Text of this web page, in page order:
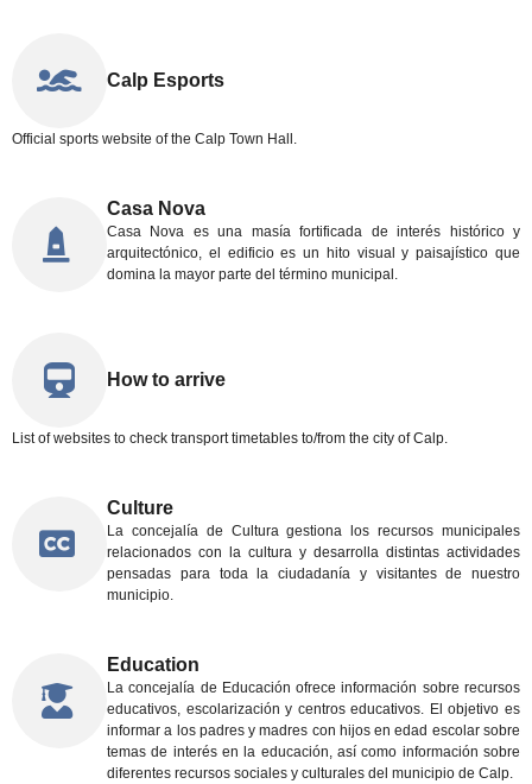
Calp Esports
Official sports website of the Calp Town Hall.
Casa Nova
Casa Nova es una masía fortificada de interés histórico y
arquitectónico, el edificio es un hito visual y paisajístico que
domina la mayor parte del término municipal.
How to arrive
List of websites to check transport timetables to/from the city of Calp.
Culture
La concejalía de Cultura gestiona los recursos municipales
relacionados con la cultura y desarrolla distintas actividades
pensadas para toda la ciudadanía y visitantes de nuestro
municipio.
Education
La concejalía de Educación ofrece información sobre recursos
educativos, escolarización y centros educativos. El objetivo es
informar a los padres y madres con hijos en edad escolar sobre
temas de interés en la educación, así como información sobre
diferentes recursos sociales y culturales del municipio de Calp.